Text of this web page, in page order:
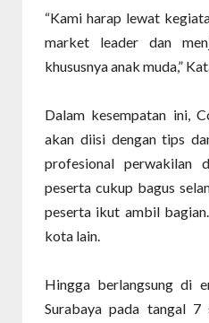
“Kami harap lewat
market leader dan
khususnya anak muda,”
Dalam kesempatan ini,
akan diisi dengan tips
profesional perwakilan
peserta cukup bagus
peserta ikut ambil
kota lain.
Hingga berlangsung di
Surabaya pada tangal 7